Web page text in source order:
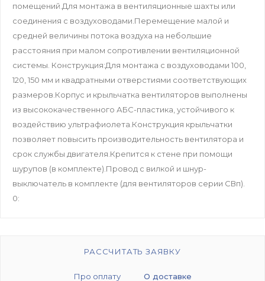
помещений.Для монтажа в вентиляционные шахты или
соединения с воздуховодами.Перемещение малой и
средней величины потока воздуха на небольшие
расстояния при малом сопротивлении вентиляционной
системы. Конструкция:Для монтажа с воздуховодами 100,
120, 150 мм и квадратными отверстиями соответствующих
размеров.Корпус и крыльчатка вентиляторов выполнены
из высококачественного АБС-пластика, устойчивого к
воздействию ультрафиолета.Конструкция крыльчатки
позволяет повысить производительность вентилятора и
срок службы двигателя.Крепится к стене при помощи
шурупов (в комплекте).Провод с вилкой и шнур-
выключатель в комплекте (для вентиляторов серии СВп).
0:
РАССЧИТАТЬ ЗАЯВКУ
Про оплату О доставке